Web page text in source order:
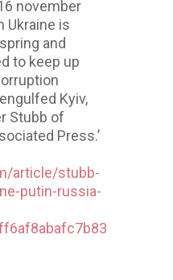
november
Ukraine is
and
to keep up
Kyiv,
Stubb of
Press.’
article/stubb-
putin-russia-